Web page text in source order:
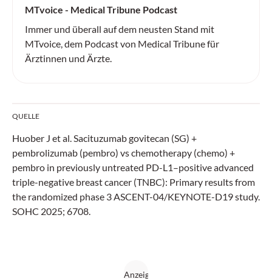
MTvoice - Medical Tribune Podcast
Immer und überall auf dem neusten Stand mit
MTvoice, dem Podcast von Medical Tribune für
Ärztinnen und Ärzte.
QUELLE
Huober J et al. Sacituzumab govitecan (SG) +
pembrolizumab (pembro) vs chemotherapy (chemo) +
pembro in previously untreated PD-L1–positive advanced
triple-negative breast cancer (TNBC): Primary results from
the randomized phase 3 ASCENT-04/KEYNOTE-D19 study.
SOHC 2025; 6708.